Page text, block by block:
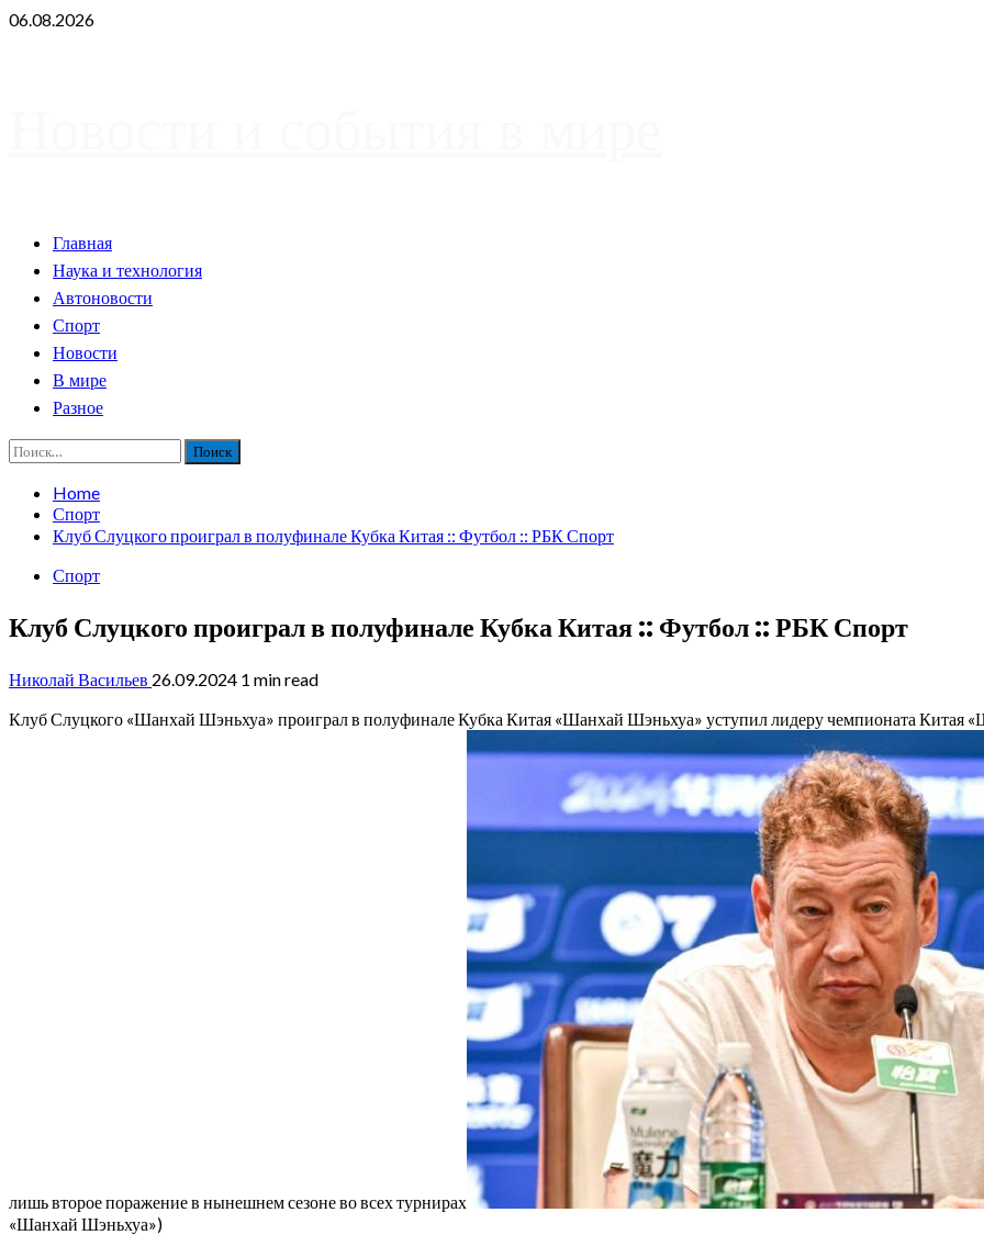
Skip
06.08.2026
PrimaryГлавная
Наука и технология
Автоновости
Спорт
Новости
В мире
Разное
Найти:
Home
Спорт
Клуб Слуцкого проиграл в полуфинале Кубка Китая :: Футбол :: РБК Спорт
Спорт
Клуб Слуцкого проиграл в полуфинале Кубка Китая :: Футбол :: РБК Спорт
Николай Васильев 26.09.2024 1 min read
Клуб Слуцкого «Шанхай Шэньхуа» проиграл в полуфинале Кубка Китая «Шанхай Шэньхуа» уступил лидеру чемпионата Китая
лишь второе поражение в нынешнем сезоне во всех турнирах
«Шанхай Шэньхуа»)